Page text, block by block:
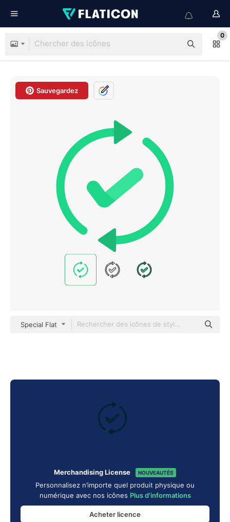
0
Sauvegardez
Special Flat
Merchandising License NOUVEAUTÉS
Personnalisez n’importe quel produit physique ou
numérique avec nos icônes Plus d'informations
Acheter licence